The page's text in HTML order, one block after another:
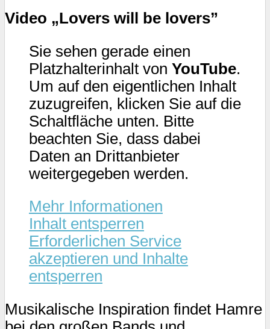
Video „Lovers will be lovers”
Sie sehen gerade einen
Platzhalterinhalt von YouTube.
Um auf den eigentlichen Inhalt
zuzugreifen, klicken Sie auf die
Schaltfläche unten. Bitte
beachten Sie, dass dabei
Daten an Drittanbieter
weitergegeben werden.
Mehr Informationen
Inhalt entsperren
Erforderlichen Service
akzeptieren und Inhalte
entsperren
Musikalische Inspiration findet Hamre